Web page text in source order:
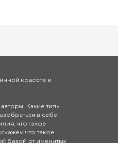
красоте и
Какие типы
в себе.
что такое
что такое
базой от именитых